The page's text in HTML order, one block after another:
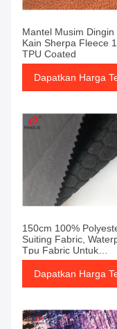
Mantel Musim Dingin
Kain Sherpa Fleece
TPU Coated
Dapatkan Harga
150cm 100%
Suiting Fabric,
Tpu Fabric Untuk
Mountaineering
Dapatkan Harga